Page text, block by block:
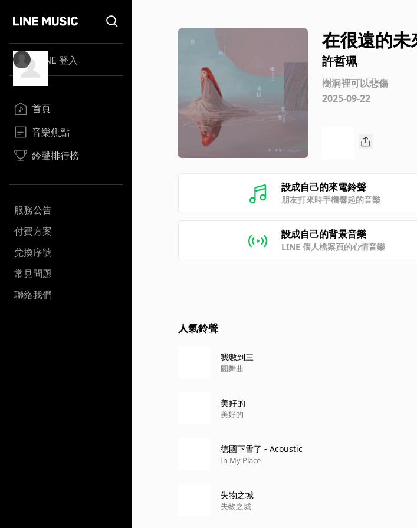
LINE 登入
首頁
音樂焦點
鈴聲排行榜
服務公告
付費方案
兌換序號
常見問題
聯絡我們
在很遠的未
許哲珮
樹洞裡可以悲傷
2025-09-22
設成自己的來電鈴聲
朋友打來時手機響起的音樂
設成自己的背景音樂
LINE 個人檔案頁的心情音樂
人氣鈴聲
我數到三
圓舞曲
美好的
美好的
德國下雪了 - Acoustic
In My Place
失物之城
失物之城